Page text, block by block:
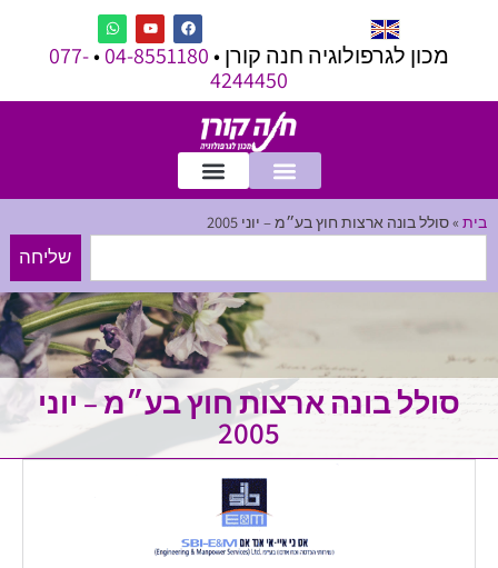
מכון לגרפולוגיה חנה קורן •04-8551180
•
077-
4244450
בית »סולל בונה ארצות חוץ בע״מ – יוני 2005
שליחה
סולל בונה ארצות חוץ בע״מ – יוני
2005